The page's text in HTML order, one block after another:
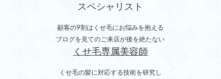
スペシャリスト
顧客の9割はくせ毛にお悩みを抱える
ブログを見てのご来店が後を絶たない
くせ毛専属美容師
くせ毛の髪に対応する技術を研究し